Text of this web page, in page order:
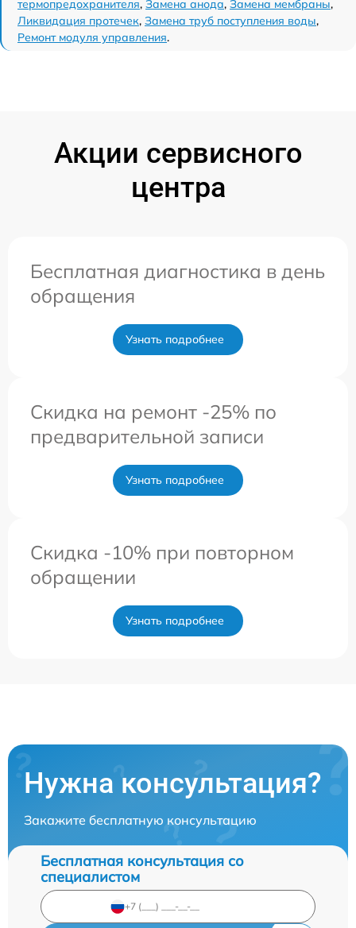
термопредохранителя, Замена анода, Замена мембраны,
Ликвидация протечек, Замена труб поступления воды,
Ремонт модуля управления.
Акции сервисного
центра
Бесплатная диагностика в день
обращения
Узнать подробнее
Скидка на ремонт -25% по
предварительной записи
Узнать подробнее
Скидка -10% при повторном
обращении
Узнать подробнее
Нужна консультация?
Закажите бесплатную консультацию
Бесплатная консультация со
специалистом